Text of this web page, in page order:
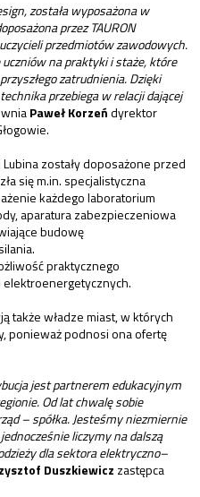
została wyposażona w
przez TAURON
przedmiotów zawodowych.
uczniów na praktyki i staże, które
zatrudnienia. Dzięki
przebiega w relacji dającej
Paweł Korzeńdyrektor
zostały doposażone przed
się m.in. specjalistyczna
każdego laboratorium
aparatura zabezpieczeniowa
budowę
praktycznego
także władze miast, w których
ponieważ podnosi ona ofertę
jest partnerem edukacyjnym
Od lat chwalę sobie
– spółka. Jesteśmy niezmiernie
liczymy na dalszą
dla sektora elektryczno–
Duszkiewicz zastępca